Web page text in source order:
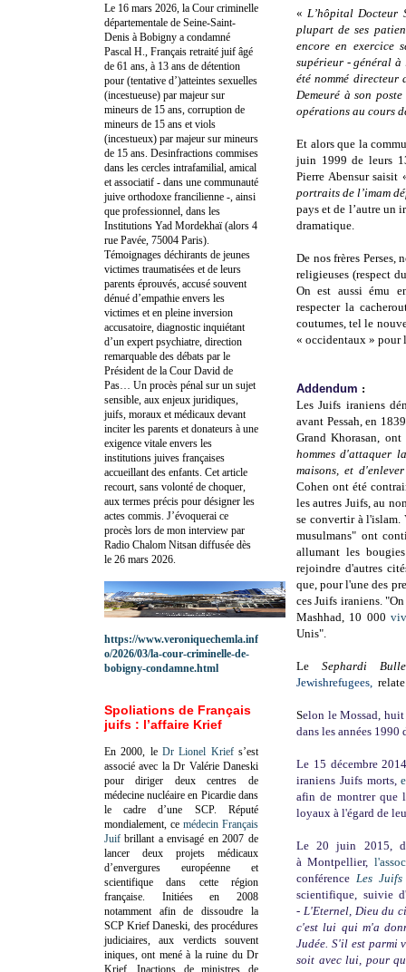
«L’hôpital Docteur
plupart de ses
encore en exercice
supérieur - général
été nommé
Demeuré à son
opérations au cours
Et alors que la
juin 1999 de leurs
Pierre Abensur saisit
portraits de l’imam
pays et de l’autre un
dramatique.
De nos frères Perses,
religieuses (respect
On est aussi ému
respecter la
coutumes, tel le
« occidentaux » pour
Addendum :
Les Juifs iraniens
avant Pessah, en
Grand Khorasan, ont
hommes d'attaquer
maisons, et
Cohen ont été
lesautres Juifs, au
se convertir à l'islam.
musulmans" ont
allumant les
rejoindre d'autres
que, pour l'une des
ces Juifs iraniens. "
Mashhad, 10 000
Unis".
LeSephardi
Jewishrefugees,
Selon le Mossad, huit
dans les années
Le 15 décembre
iraniens Juifs morts,
afin de montrer que
loyaux à l'égard de
Le 20 juin 2015,
àMontpellier,
conférenceLes
scientifique, suivie
- L'Eternel, Dieu du
c'est lui qui m'a
Judée. S'il est parmi
soit avec lui, pour
Le 16 mars 2026, la Cour criminelle
départementale de Seine-Saint-
Denis à Bobigny a condamné
Pascal H., Français retraité juif âgé
de 61 ans, à 13 ans de détention
pour (tentative d’)atteintes sexuelles
(incestueuse) par majeur sur
mineurs de 15 ans, corruption de
mineurs de 15 ans et viols
(incestueux) par majeur sur mineurs
de 15 ans. Desinfractions commises
dans les cercles intrafamilial, amical
et associatif - dans une communauté
juive orthodoxe francilienne -, ainsi
que professionnel, dans les
Institutions Yad Mordekhaï (alors 4
rue Pavée, 75004 Paris).
Témoignages déchirants de jeunes
victimes traumatisées et de leurs
parents éprouvés, accusé souvent
dénué d’empathie envers les
victimes et en pleine inversion
accusatoire, diagnostic inquiétant
d’un expert psychiatre, direction
remarquable des débats par le
Président de la Cour David de
Pas… Un procès pénal sur un sujet
sensible, aux enjeux juridiques,
juifs, moraux et médicaux devant
inciter les parents et donateurs à une
exigence vitale envers les
institutions juives françaises
accueillant des enfants. Cet article
recourt, sans volonté de choquer,
aux termes précis pour désigner les
actes commis. J’évoquerai ce
procès lors de mon interview par
Radio Chalom Nitsan diffusée dès
le 26 mars 2026.
https://www.veroniquechemla.inf
o/2026/03/la-cour-criminelle-de-
bobigny-condamne.html
Spoliations de Français
juifs : l’affaire Krief
En 2000, le Dr Lionel Kriefs’est
associé avec la Dr Valérie Daneski
pour diriger deux centres de
médecine nucléaire en Picardie dans
le cadre d’une SCP. Réputé
mondialement, ce médecin Français
Juif brillant a envisagé en 2007 de
lancer deux projets médicaux
d’envergures européenne et
scientifique dans cette région
française. Initiées en 2008
notamment afin de dissoudre la
SCP Krief Daneski, des procédures
judiciaires, aux verdicts souvent
iniques, ont mené à la ruine du Dr
Krief.Inactions de ministres de